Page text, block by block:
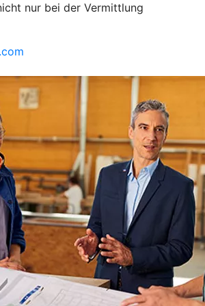
nur bei der Vermittlung